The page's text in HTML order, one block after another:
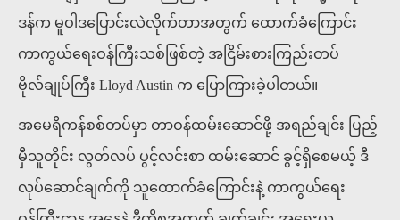
ဒန်က မူဝါဒပြောင်းလဲလိုက်တာအတွက် ထောက်ခံကြောင်း
ကာကွယ်ရေးဝန်ကြီးသစ်ဖြစ်တဲ့ အငြိမ်းစားကြည်းတပ်
ဗိုလ်ချုပ်ကြီး Lloyd Austin က ပြောကြားခဲ့ပါတယ်။
အမေရိကန်စစ်တပ်မှာ တာဝန်ထမ်းဆောင်ဖို့ အရည်ချင်း ပြည့်
မှီသူတိုင်း လွတ်လပ် ပွင့်လင်းစာ ထမ်းဆောင် ခွင့်ရှိစေမယ့် ဒီ
လုပ်ဆောင်ချက်ကို သူထောက်ခံကြောင်းနဲ့ ကာကွယ်ရေး